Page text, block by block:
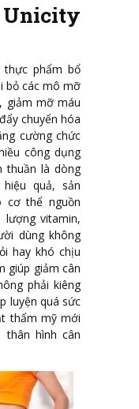
phẩm bổ
bỏ các mô mỡ
giảm mỡ máu
chuyển hóa
cường chức
công dụng
thuần là dòng
quả, sản
cơ thể nguồn
vitamin,
dùng không
hay khó chịu
giúp giảm cân
phải kiêng
luyện quá sức
thẩm mỹ mới
hình cân